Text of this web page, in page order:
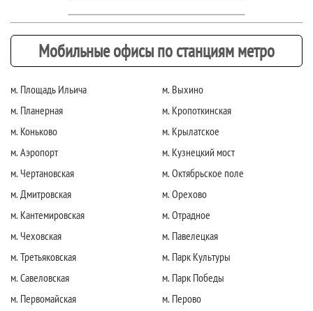
Мобильные офисы по станциям метро
м. Площадь Ильича
м. Планерная
м. Коньково
м. Аэропорт
м. Чертановская
м. Дмитровская
м. Кантемировская
м. Чеховская
м. Третьяковская
м. Савеловская
м. Первомайская
м. Выхино
м. Кропоткинская
м. Крылатское
м. Кузнецкий мост
м. Октябрьское поле
м. Орехово
м. Отрадное
м. Павелецкая
м. Парк Культуры
м. Парк Победы
м. Перово